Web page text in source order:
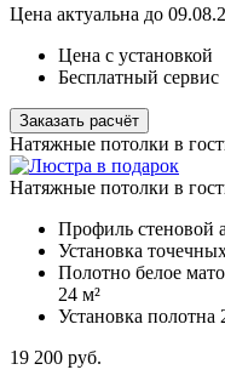
Цена актуальна до
Цена с установкой
Бесплатный сервис
Заказать расчёт
Натяжные потолки в
Натяжные потолки в
Профиль стеновой
Установка
Полотно белое
24 м²
Установка полотна
19 200 руб.